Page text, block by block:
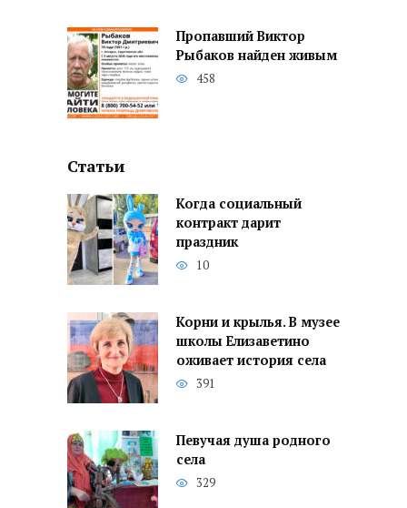
Пропавший Виктор
Рыбаков найден живым
458
Статьи
Когда социальный
контракт дарит
праздник
10
Корни и крылья. В музее
школы Елизаветино
оживает история села
391
Певучая душа родного
села
329